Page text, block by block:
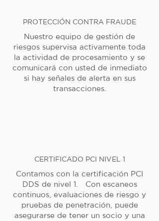
PROTECCIÓN CONTRA FRAUDE
Nuestro equipo de gestión de
riesgos supervisa activamente toda
la actividad de procesamiento y se
comunicará con usted de inmediato
si hay señales de alerta en sus
transacciones.
CERTIFICADO PCI NIVEL 1
Contamos con la certificación PCI
DDS de nivel 1. Con escaneos
continuos, evaluaciones de riesgo y
pruebas de penetración, puede
asegurarse de tener un socio y una